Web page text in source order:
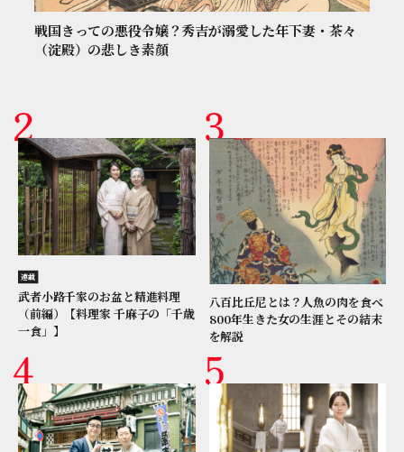
戦国きっての悪役令嬢？秀吉が溺愛した年下妻・茶々
（淀殿）の悲しき素顔
連載
武者小路千家のお盆と精進料理
（前編）【料理家 千麻子の「千歳
一食」】
八百比丘尼とは？人魚の肉を食べ
800年生きた女の生涯とその結末
を解説